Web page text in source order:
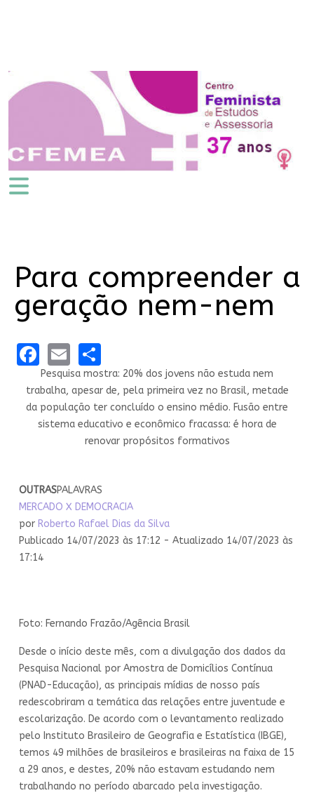
Para compreender a
geração nem-nem
Facebook
EmailShare
Pesquisa mostra: 20% dos jovens não estuda nem
trabalha, apesar de, pela primeira vez no Brasil, metade
da população ter concluído o ensino médio. Fusão entre
sistema educativo e econômico fracassa: é hora de
renovar propósitos formativos
OUTRASPALAVRAS
MERCADO X DEMOCRACIA
por Roberto Rafael Dias da Silva
Publicado 14/07/2023 às 17:12 - Atualizado 14/07/2023 às
17:14
Foto: Fernando Frazão/Agência Brasil
Desde o início deste mês, com a divulgação dos dados da
Pesquisa Nacional por Amostra de Domicílios Contínua
(PNAD-Educação), as principais mídias de nosso país
redescobriram a temática das relações entre juventude e
escolarização. De acordo com o levantamento realizado
pelo Instituto Brasileiro de Geografia e Estatística (IBGE),
temos 49 milhões de brasileiros e brasileiras na faixa de 15
a 29 anos, e destes, 20% não estavam estudando nem
trabalhando no período abarcado pela investigação.